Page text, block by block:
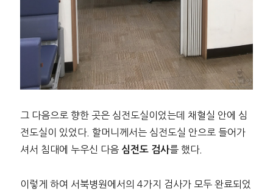
그 다음으로 향한 곳은 심전도실이었는데 채혈실 안에 심
전도실이 있었다. 할머니께서는 심전도실 안으로 들어가
셔서 침대에 누우신 다음 심전도 검사를 했다.
이렇게 하여 서북병원에서의 4가지 검사가 모두 완료되었